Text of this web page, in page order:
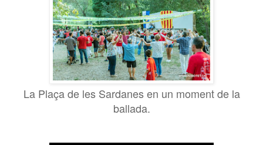
La Plaça de les Sardanes en un moment de la
ballada.